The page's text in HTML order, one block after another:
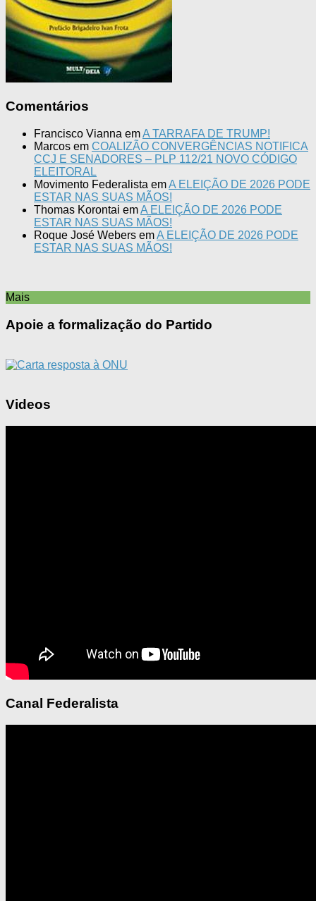
Comentários
Francisco Vianna emA TARRAFA DE TRUMP!
Marcos em COALIZÃO CONVERGÊNCIAS NOTIFICA
CCJ E SENADORES – PLP 112/21 NOVO CÓDIGO
ELEITORAL
Movimento Federalista emA ELEIÇÃO DE 2026 PODE
ESTAR NAS SUAS MÃOS!
Thomas Korontai emA ELEIÇÃO DE 2026 PODE
ESTAR NAS SUAS MÃOS!
Roque José Webers emA ELEIÇÃO DE 2026 PODE
ESTAR NAS SUAS MÃOS!
Mais
Apoie a formalização do Partido
Videos
Canal Federalista